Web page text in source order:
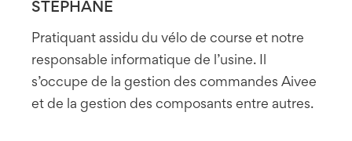
STÉPHANE
Pratiquant assidu du vélo de course et notre
responsable informatique de l’usine. Il
s’occupe de la gestion des commandes Aivee
et de la gestion des composants entre autres.